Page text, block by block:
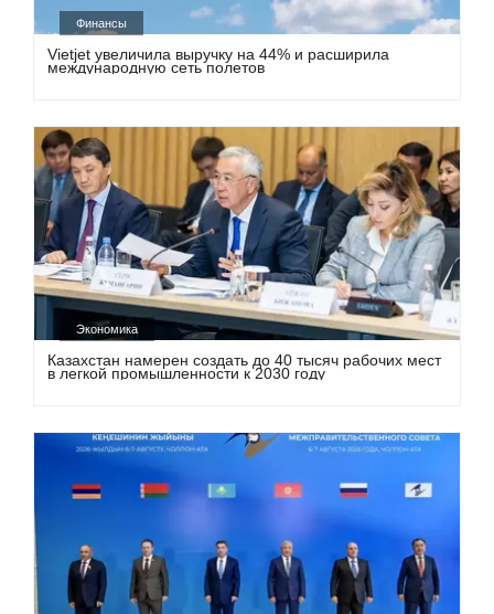
Финансы
Vietjet увеличила выручку на 44% и расширила
международную сеть полетов
Экономика
Казахстан намерен создать до 40 тысяч рабочих мест
в легкой промышленности к 2030 году